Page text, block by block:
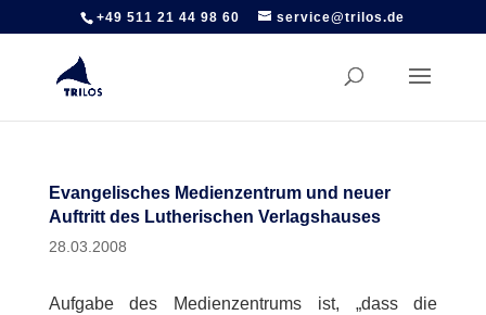
+49 511 21 44 98 60 service@trilos.de
Evangelisches Medienzentrum und neuer
Auftritt des Lutherischen Verlagshauses
28.03.2008
Aufgabe des Medienzentrums ist, „dass die